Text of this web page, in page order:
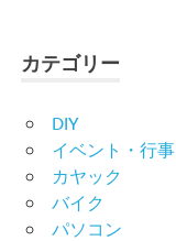
カテゴリー
DIY
イベント・行事
カヤック
バイク
パソコン